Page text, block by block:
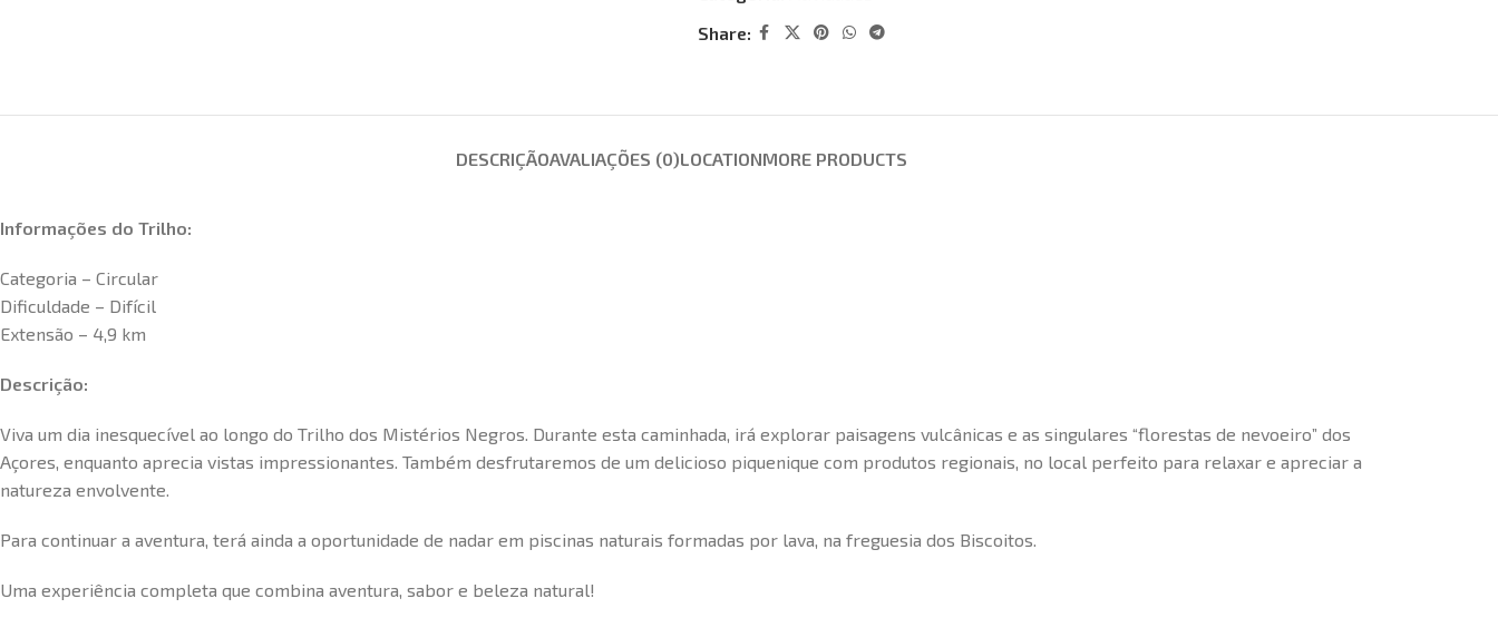
Share:
DESCRIÇÃOAVALIAÇÕES (0)LOCATIONMORE PRODUCTS
Informações do Trilho:
Categoria – Circular
Dificuldade – Difícil
Extensão – 4,9 km
Descrição:
Viva um dia inesquecível ao longo do Trilho dos Mistérios Negros. Durante esta caminhada, irá explorar paisagens vulcânicas e as singulares “florestas de nevoeiro” dos
Açores, enquanto aprecia vistas impressionantes. Também desfrutaremos de um delicioso piquenique com produtos regionais, no local perfeito para relaxar e apreciar a
natureza envolvente.
Para continuar a aventura, terá ainda a oportunidade de nadar em piscinas naturais formadas por lava, na freguesia dos Biscoitos.
Uma experiência completa que combina aventura, sabor e beleza natural!